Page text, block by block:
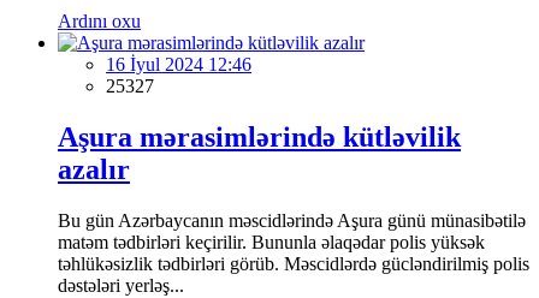
Ardını oxu
16 İyul 2024 12:46
25327
Aşura mərasimlərində kütləvilik
azalır
Bu gün Azərbaycanın məscidlərində Aşura günü münasibətilə
matəm tədbirləri keçirilir. Bununla əlaqədar polis yüksək
təhlükəsizlik tədbirləri görüb. Məscidlərdə gücləndirilmiş polis
dəstələri yerləş...